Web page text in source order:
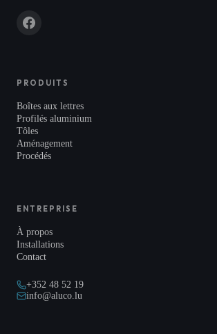
PRODUITS
Boîtes aux lettres
Profilés aluminium
Tôles
Aménagement
Procédés
ENTREPRISE
À propos
Installations
Contact
+352 48 52 19
info@aluco.lu